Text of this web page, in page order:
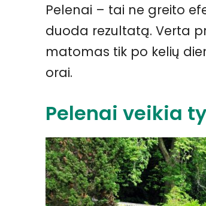
Pelenai – tai ne greito
duoda rezultatą. Verta
matomas tik po kelių
orai.
Pelenai veikia